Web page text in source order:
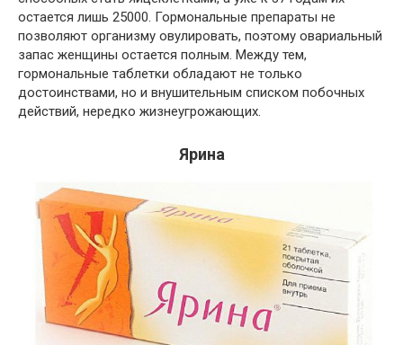
остается лишь 25000. Гормональные препараты не
позволяют организму овулировать, поэтому овариальный
запас женщины остается полным. Между тем,
гормональные таблетки обладают не только
достоинствами, но и внушительным списком побочных
действий, нередко жизнеугрожающих.
Ярина